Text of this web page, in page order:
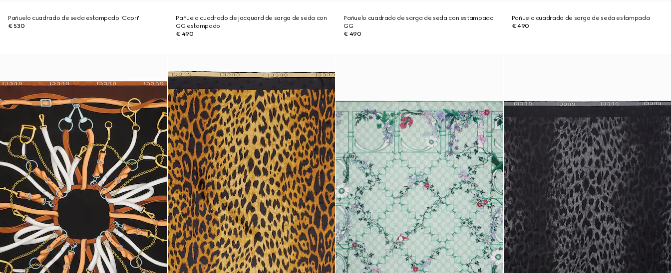
Pañuelo cuadrado de seda estampado 'Capri'
€ 530
Pañuelo cuadrado de jacquard de sarga de seda con
GG estampado
€ 490
Pañuelo cuadrado de sarga de seda con estampado
GG
€ 490
Pañuelo cuadrado de sarga de seda estampada
€ 490